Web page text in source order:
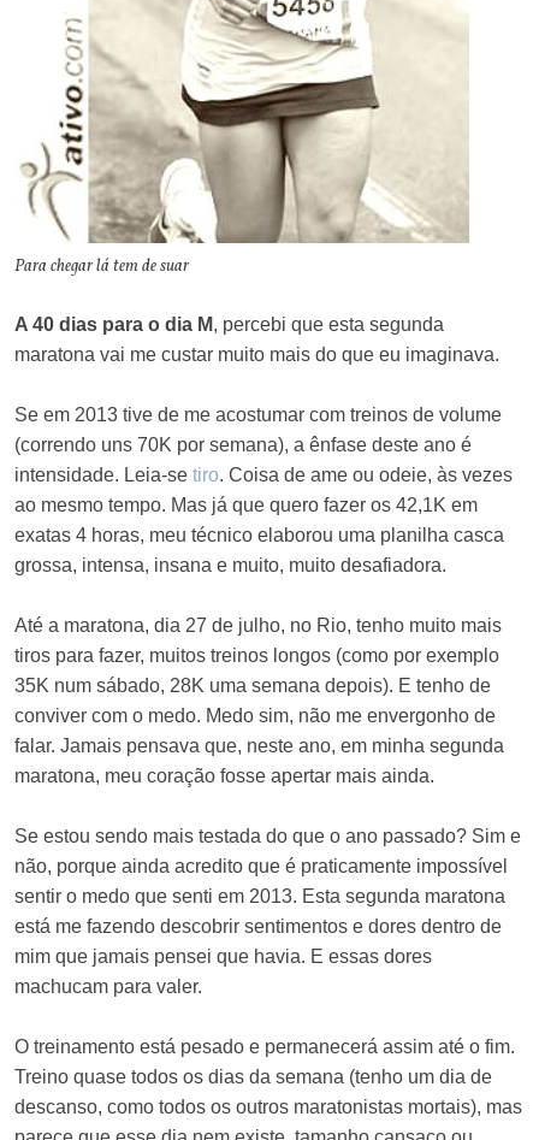
Para chegar lá tem de suar
A 40 dias para o dia M, percebi que esta segunda
maratona vai me custar muito mais do que eu imaginava.
Se em 2013 tive de me acostumar com treinos de volume
(correndo uns 70K por semana), a ênfase deste ano é
intensidade. Leia-setiro. Coisa de ame ou odeie, às vezes
ao mesmo tempo. Mas já que quero fazer os 42,1K em
exatas 4 horas, meu técnico elaborou uma planilha casca
grossa, intensa, insana e muito, muito desafiadora.
Até a maratona, dia 27 de julho, no Rio, tenho muito mais
tiros para fazer, muitos treinos longos (como por exemplo
35K num sábado, 28K uma semana depois). E tenho de
conviver com o medo. Medo sim, não me envergonho de
falar. Jamais pensava que, neste ano, em minha segunda
maratona, meu coração fosse apertar mais ainda.
Se estou sendo mais testada do que o ano passado? Sim e
não, porque ainda acredito que é praticamente impossível
sentir o medo que senti em 2013. Esta segunda maratona
está me fazendo descobrir sentimentos e dores dentro de
mim que jamais pensei que havia. E essas dores
machucam para valer.
O treinamento está pesado e permanecerá assim até o fim.
Treino quase todos os dias da semana (tenho um dia de
descanso, como todos os outros maratonistas mortais), mas